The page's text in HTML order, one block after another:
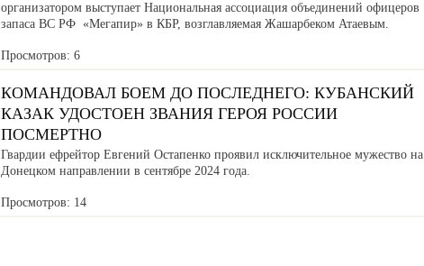
организатором выступает Национальная ассоциация объединений офицеров
запаса ВС РФ «Мегапир» в КБР, возглавляемая Жашарбеком Атаевым.
Просмотров: 6
КОМАНДОВАЛ БОЕМ ДО ПОСЛЕДНЕГО: КУБАНСКИЙ
КАЗАК УДОСТОЕН ЗВАНИЯ ГЕРОЯ РОССИИ
ПОСМЕРТНО
Гвардии ефрейтор Евгений Остапенко проявил исключительное мужество на
Донецком направлении в сентябре 2024 года.
Просмотров: 14